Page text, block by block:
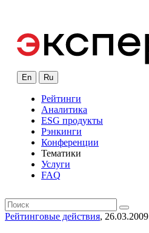
En Ru
Рейтинги
Аналитика
ESG продукты
Рэнкинги
Конференции
Тематики
Услуги
FAQ
Рейтинговые действия, 26.03.2009